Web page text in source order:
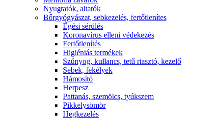
Nyugtatók, altatók
Bőrgyógyászat, sebkezelés, fertőtlenítes
É́gési sérülés
Koronavírus elleni védekezés
Fertőtlenítés
Higiéniás termékek
Szúnyog, kullancs, tetű riasztó, kezelő
Sebek, fekélyek
Hámosító
Herpesz
Pattanás, szemölcs, tyúkszem
Pikkelysömör
Hegkezelés